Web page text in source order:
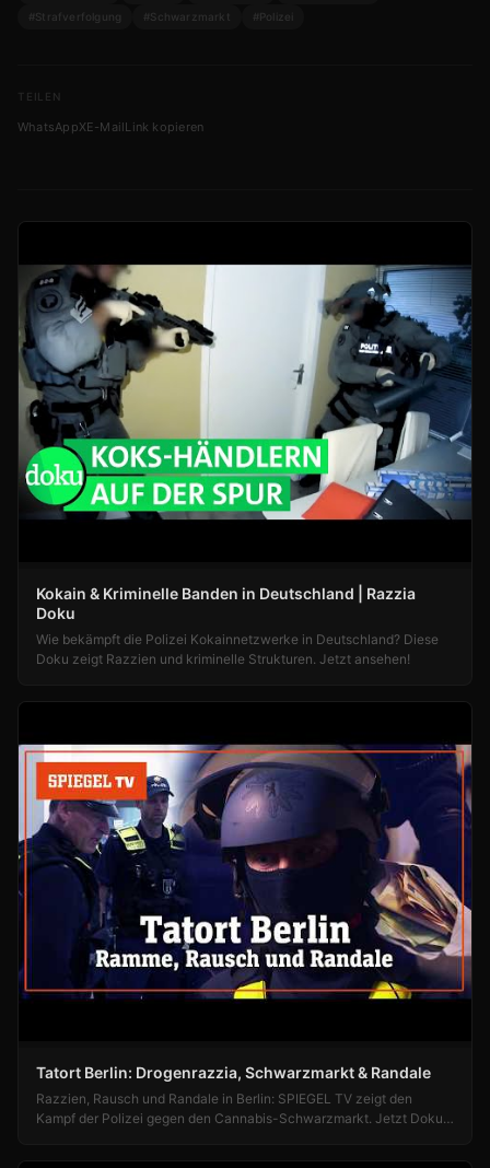
#Strafverfolgung
#Schwarzmarkt #Polizei
TEILEN
WhatsAppXE-MailLink kopieren
Kokain & Kriminelle Banden in Deutschland | Razzia
Doku
Wie bekämpft die Polizei Kokainnetzwerke in Deutschland? Diese
Doku zeigt Razzien und kriminelle Strukturen. Jetzt ansehen!
Tatort Berlin: Drogenrazzia, Schwarzmarkt & Randale
Razzien, Rausch und Randale in Berlin: SPIEGEL TV zeigt den
Kampf der Polizei gegen den Cannabis-Schwarzmarkt. Jetzt Doku